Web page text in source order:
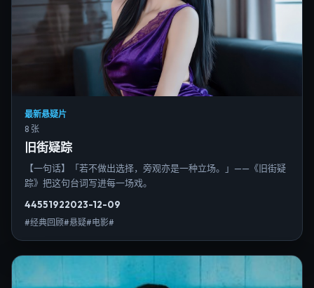
最新悬疑片
8 张
旧街疑踪
【一句话】「若不做出选择，旁观亦是一种立场。」——《旧街疑
踪》把这句台词写进每一场戏。
44551922023-12-09
#经典回顾#悬疑#电影#